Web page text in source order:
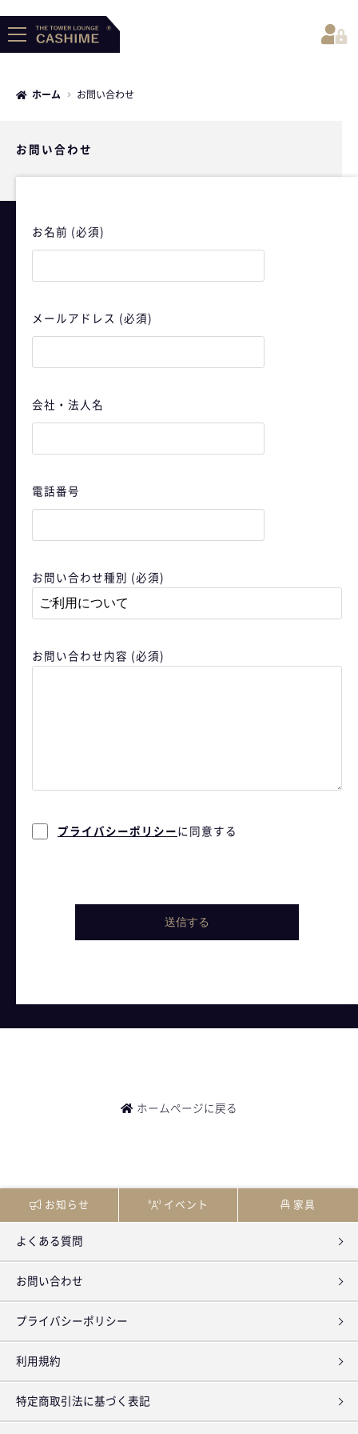
ホーム お問い合わせ
お問い合わせ
お名前 (必須)
メールアドレス (必須)
会社・法人名
電話番号
お問い合わせ種別 (必須)
お問い合わせ内容 (必須)
プライバシーポリシー に同意する
ホームページに戻る
お知らせ イベント 家具
よくある質問
お問い合わせ
プライバシーポリシー
利用規約
特定商取引法に基づく表記